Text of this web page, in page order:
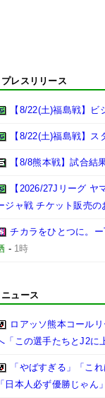
プレスリリース
【8/22(土)福島戦】
【8/22(土)福島戦】
【8/8熊本戦】試合結
【2026/27Jリーグ
ジャ戦 チケット販売の
チカラをひとつに。
- 1時
ニュース
ロアッソ熊本コール
「この選手たちとJ2に
「やばすぎる」「こ
「日本人必ず優勝じゃん